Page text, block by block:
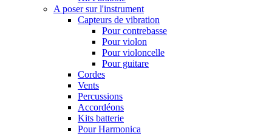
A poser sur l'instrument
Capteurs de vibration
Pour contrebasse
Pour violon
Pour violoncelle
Pour guitare
Cordes
Vents
Percussions
Accordéons
Kits batterie
Pour Harmonica